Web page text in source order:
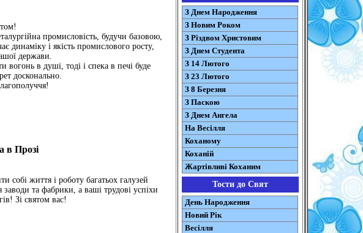
промисловість, будучи базовою,
динаміку і якість промислового росту,
держави.
в душі, тоді і спека в печі буде
досконально.
в Прозі
собі життя і роботу багатьох галузей
та фабрики, а ваші трудові успіхи
Зі святом вас!
З Днем Народження
З Новим Роком
З Різдвом Христовим
З Днем Студента
З 14 Лютого
З 23 Лютого
З 8 Березня
З Паскою
З Днем Ангела
На Весілля
Коханому
Коханій
Жартівливі Коханим
Тости до Свят
День Народження
Новий Рік
Весілля